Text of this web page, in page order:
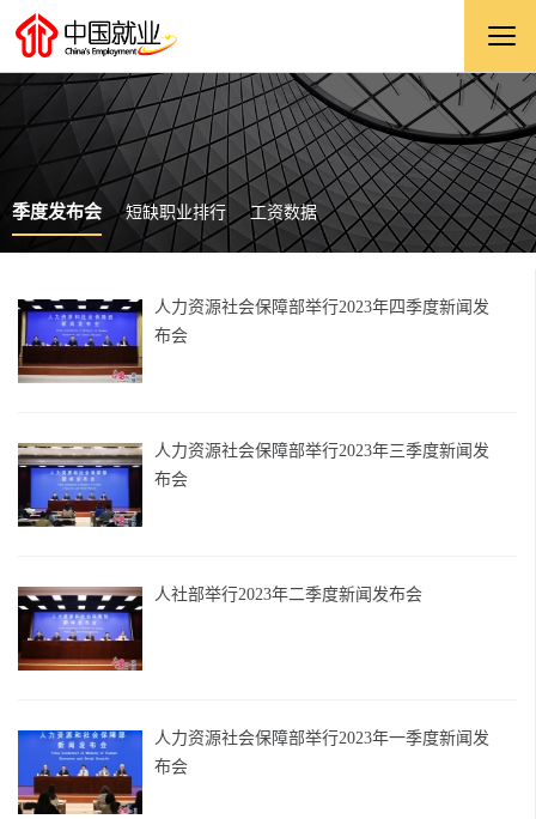
季度发布会 短缺职业排行 工资数据
人力资源社会保障部举行2023年四季度新闻发
布会
人力资源社会保障部举行2023年三季度新闻发
布会
人社部举行2023年二季度新闻发布会
人力资源社会保障部举行2023年一季度新闻发
布会